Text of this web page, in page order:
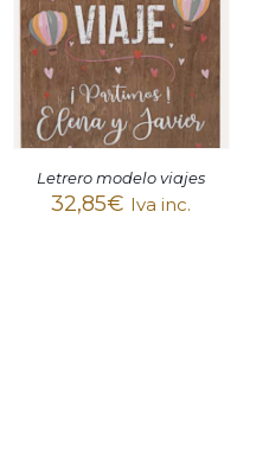
Letrero modelo viajes
32,85€ Iva inc.